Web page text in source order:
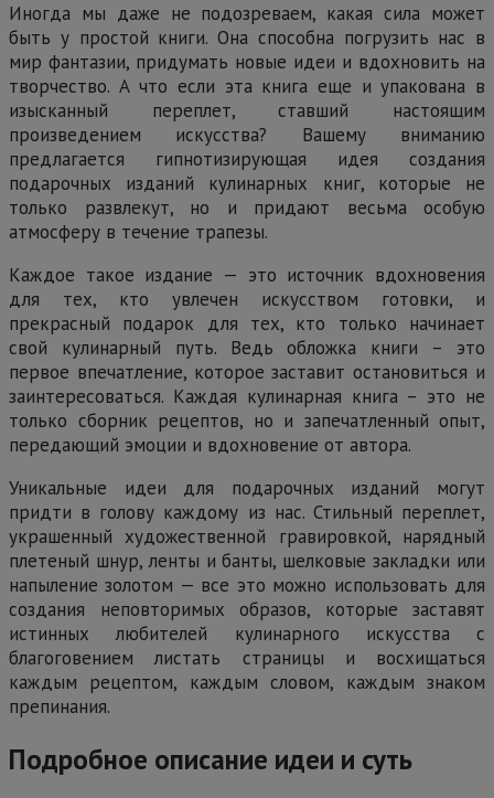
Иногда мы даже не подозреваем, какая сила может
быть у простой книги. Она способна погрузить нас в
мир фантазии, придумать новые идеи и вдохновить на
творчество. А что если эта книга еще и упакована в
изысканный переплет, ставший настоящим
произведением искусства? Вашему вниманию
предлагается гипнотизирующая идея создания
подарочных изданий кулинарных книг, которые не
только развлекут, но и придают весьма особую
атмосферу в течение трапезы.
Каждое такое издание — это источник вдохновения
для тех, кто увлечен искусством готовки, и
прекрасный подарок для тех, кто только начинает
свой кулинарный путь. Ведь обложка книги – это
первое впечатление, которое заставит остановиться и
заинтересоваться. Каждая кулинарная книга – это не
только сборник рецептов, но и запечатленный опыт,
передающий эмоции и вдохновение от автора.
Уникальные идеи для подарочных изданий могут
придти в голову каждому из нас. Стильный переплет,
украшенный художественной гравировкой, нарядный
плетеный шнур, ленты и банты, шелковые закладки или
напыление золотом — все это можно использовать для
создания неповторимых образов, которые заставят
истинных любителей кулинарного искусства с
благоговением листать страницы и восхищаться
каждым рецептом, каждым словом, каждым знаком
препинания.
Подробное описание идеи и суть